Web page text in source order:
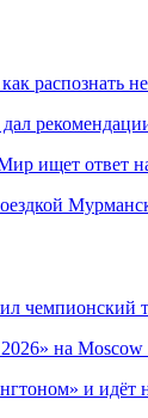
распознать
дал
ищет ответ
чемпионский
на Moscow
и идёт